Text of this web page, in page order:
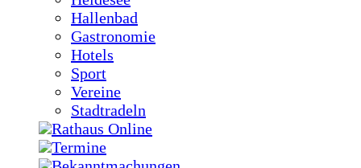
Hallenbad
Gastronomie
Hotels
Sport
Vereine
Stadtradeln
Rathaus Online
Termine